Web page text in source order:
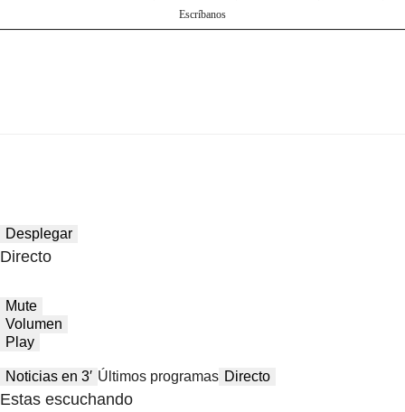
Escríbanos
Desplegar
Directo
Mute
Volumen
Play
Noticias en 3′ Últimos programas Directo
Estas escuchando